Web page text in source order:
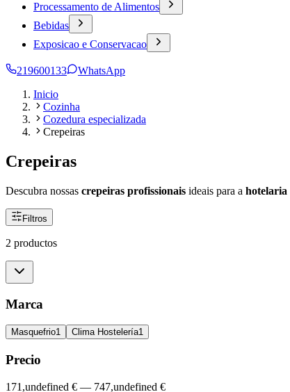
Processamento de Alimentos
Bebidas
Exposicao e Conservacao
219600133
WhatsApp
Inicio
Cozinha
Cozedura especializada
Crepeiras
Crepeiras
Descubra nossas crepeiras profissionais ideais para a hotelaria
Filtros
2 productos
Marca
Masquefrio1 Clima Hostelería1
Precio
171,undefined € — 747,undefined €